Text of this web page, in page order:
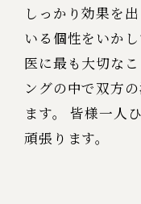
しっかり効果を
いる個性をいか
医に最も大切な
ングの中で双方
ます。​
皆様一人
頑張ります。​​